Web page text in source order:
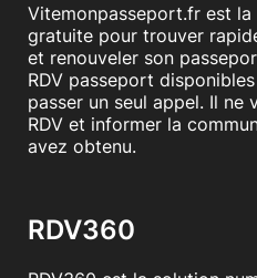
Vitemonpasseport.fr est la
gratuite pour trouver
et renouveler son
RDV passeport
passer un seul appel. Il ne
RDV et informer la
avez obtenu.
RDV360